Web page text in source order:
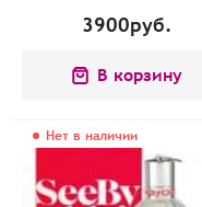
3900руб.
В корзину
Нет в наличии